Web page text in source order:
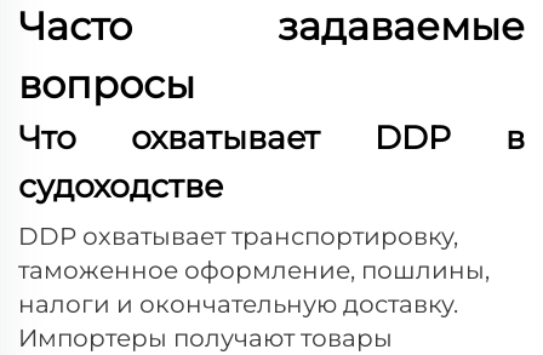
Часто задаваемые
вопросы
Что охватывает DDP в
судоходстве
DDP охватывает транспортировку,
таможенное оформление, пошлины,
налоги и окончательную доставку.
Импортеры получают товары